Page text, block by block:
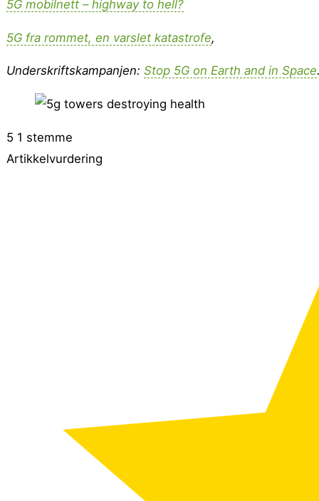
5G mobilnett – highway to hell?
5G fra rommet, en varslet katastrofe,
Underskriftskampanjen: Stop 5G on Earth and in Space
5 1 stemme
Artikkelvurdering